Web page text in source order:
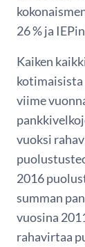
26 % ja
Kaiken
kotimaisista
viime
vuoksi
2016
summan
vuosina
rahavirtaa